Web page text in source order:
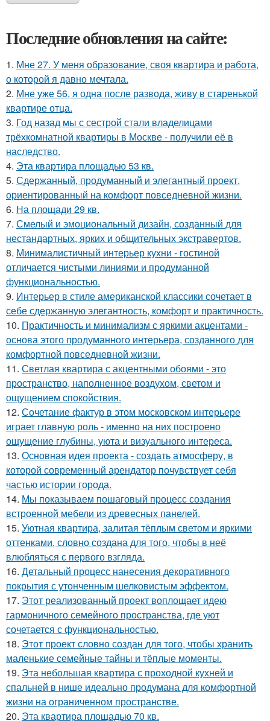
Последние обновления на сайте:
1. Мне 27. У меня образование, своя квартира и работа,
о которой я давно мечтала.
2. Мне уже 56, я одна после развода, живу в старенькой
квартире отца.
3. Год назад мы с сестрой стали владелицами
трёхкомнатной квартиры в Москве - получили её в
наследство.
4. Эта квартира площадью 53 кв.
5. Сдержанный, продуманный и элегантный проект,
ориентированный на комфорт повседневной жизни.
6. На площади 29 кв.
7. Смелый и эмоциональный дизайн, созданный для
нестандартных, ярких и общительных экстравертов.
8. Минималистичный интерьер кухни - гостиной
отличается чистыми линиями и продуманной
функциональностью.
9. Интерьер в стиле американской классики сочетает в
себе сдержанную элегантность, комфорт и практичность.
10. Практичность и минимализм с яркими акцентами -
основа этого продуманного интерьера, созданного для
комфортной повседневной жизни.
11. Светлая квартира с акцентными обоями - это
пространство, наполненное воздухом, светом и
ощущением спокойствия.
12. Сочетание фактур в этом московском интерьере
играет главную роль - именно на них построено
ощущение глубины, уюта и визуального интереса.
13. Основная идея проекта - создать атмосферу, в
которой современный арендатор почувствует себя
частью истории города.
14. Мы показываем пошаговый процесс создания
встроенной мебели из древесных панелей.
15. Уютная квартира, залитая тёплым светом и яркими
оттенками, словно создана для того, чтобы в неё
влюбляться с первого взгляда.
16. Детальный процесс нанесения декоративного
покрытия с утонченным шелковистым эффектом.
17. Этот реализованный проект воплощает идею
гармоничного семейного пространства, где уют
сочетается с функциональностью.
18. Этот проект словно создан для того, чтобы хранить
маленькие семейные тайны и тёплые моменты.
19. Эта небольшая квартира с проходной кухней и
спальней в нише идеально продумана для комфортной
жизни на ограниченном пространстве.
20. Эта квартира площадью 70 кв.